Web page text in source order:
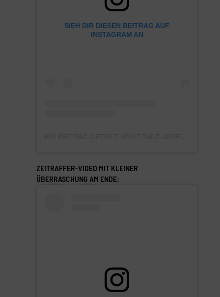
SIEH DIR DIESEN BEITRAG AUF
INSTAGRAM AN
ZEITRAFFER-VIDEO MIT KLEINER
ÜBERRASCHUNG AM ENDE: